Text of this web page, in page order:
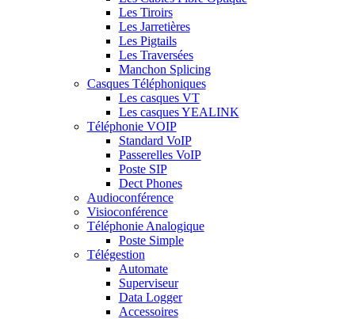
Les Tiroirs
Les Jarretières
Les Pigtails
Les Traversées
Manchon Splicing
Casques Téléphoniques
Les casques VT
Les casques YEALINK
Téléphonie VOIP
Standard VoIP
Passerelles VoIP
Poste SIP
Dect Phones
Audioconférence
Visioconférence
Téléphonie Analogique
Poste Simple
Télégestion
Automate
Superviseur
Data Logger
Accessoires